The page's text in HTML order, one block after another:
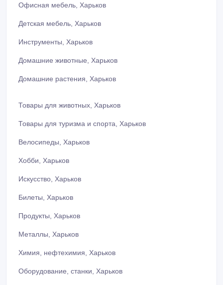
Офисная мебель, Харьков
Детская мебель, Харьков
Инструменты, Харьков
Домашние животные, Харьков
Домашние растения, Харьков
Товары для животных, Харьков
Товары для туризма и спорта, Харьков
Велосипеды, Харьков
Хобби, Харьков
Искусство, Харьков
Билеты, Харьков
Продукты, Харьков
Металлы, Харьков
Химия, нефтехимия, Харьков
Оборудование, станки, Харьков